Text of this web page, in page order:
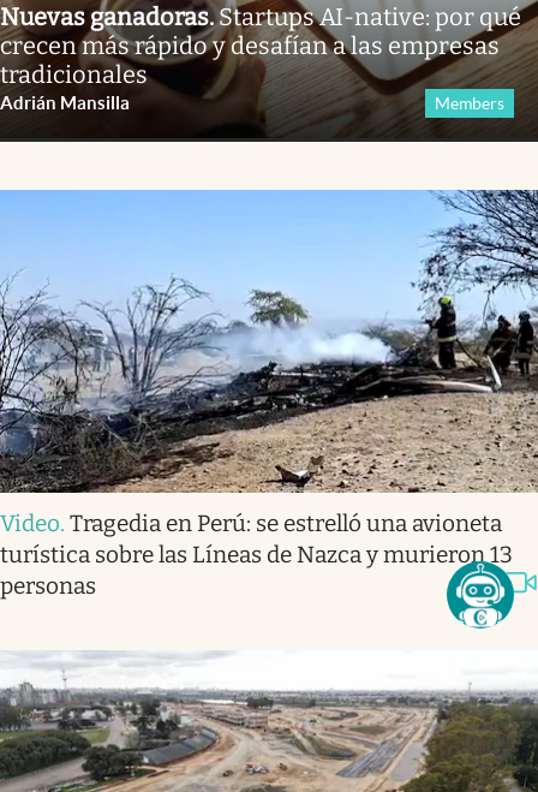
Nuevas ganadoras.Startups AI-native: por qué
crecen más rápido y desafían a las empresas
tradicionales
Adrián Mansilla Members
Video. Tragedia en Perú: se estrelló una avioneta
turística sobre las Líneas de Nazca y murieron 13
personas